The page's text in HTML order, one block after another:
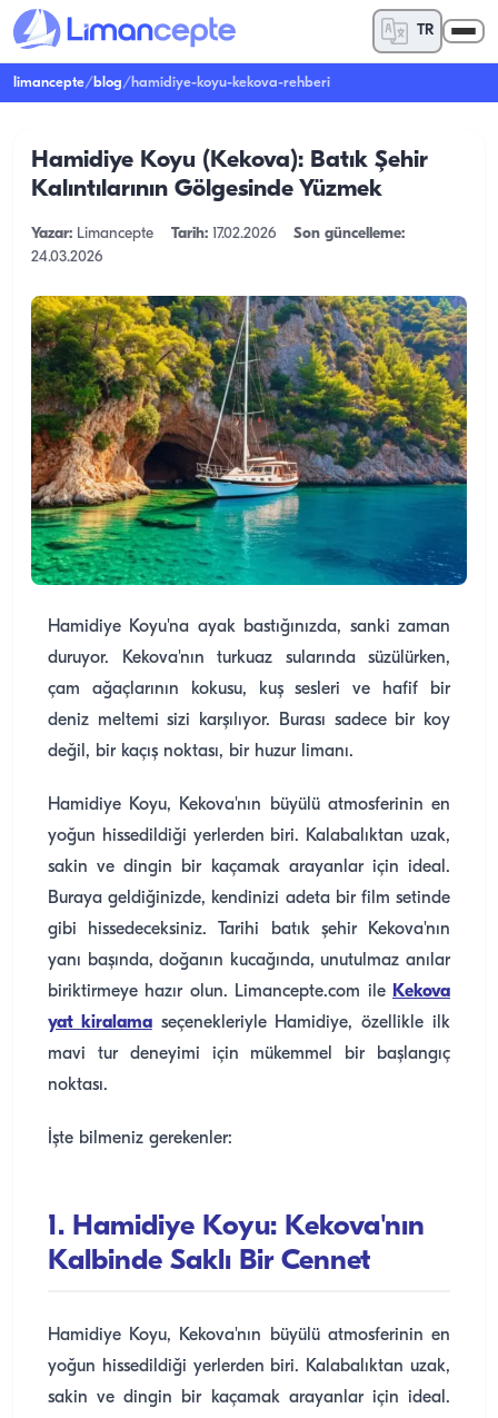
TR
limancepte/blog/hamidiye-koyu-kekova-rehberi
Hamidiye Koyu (Kekova): Batık Şehir
Kalıntılarının Gölgesinde Yüzmek
Yazar: Limancepte Tarih: 17.02.2026
Son güncelleme:
24.03.2026
Hamidiye Koyu'na ayak bastığınızda, sanki zaman
duruyor. Kekova'nın turkuaz sularında süzülürken,
çam ağaçlarının kokusu, kuş sesleri ve hafif bir
deniz meltemi sizi karşılıyor. Burası sadece bir koy
değil, bir kaçış noktası, bir huzur limanı.
Hamidiye Koyu, Kekova'nın büyülü atmosferinin en
yoğun hissedildiği yerlerden biri. Kalabalıktan uzak,
sakin ve dingin bir kaçamak arayanlar için ideal.
Buraya geldiğinizde, kendinizi adeta bir film setinde
gibi hissedeceksiniz. Tarihi batık şehir Kekova'nın
yanı başında, doğanın kucağında, unutulmaz anılar
biriktirmeye hazır olun. Limancepte.com ile Kekova
yat kiralamaseçenekleriyle Hamidiye, özellikle ilk
mavi tur deneyimi için mükemmel bir başlangıç
noktası.
İşte bilmeniz gerekenler:
1. Hamidiye Koyu: Kekova'nın
Kalbinde Saklı Bir Cennet
Hamidiye Koyu, Kekova'nın büyülü atmosferinin en
yoğun hissedildiği yerlerden biri. Kalabalıktan uzak,
sakin ve dingin bir kaçamak arayanlar için ideal.